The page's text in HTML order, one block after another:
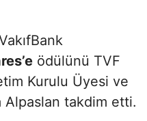
ödülünü TVF
Kurulu Üyesi ve
Alpaslan takdim etti.